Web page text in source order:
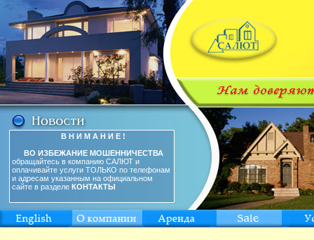
В Н И М А Н И Е !
ВО ИЗБЕЖАНИЕ МОШЕННИЧЕСТВА
обращайтесь в компанию САЛЮТ и
оплачивайте услуги ТОЛЬКО по телефонам
и адресам указанным на официальном
сайте в разделе КОНТАКТЫ